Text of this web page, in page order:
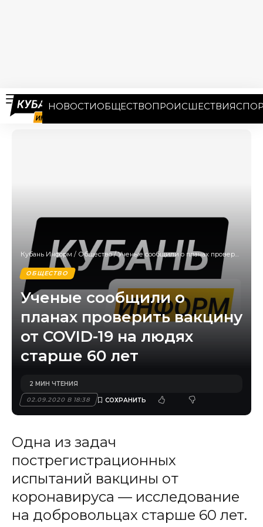
НОВОСТИОБЩЕСТВОПРОИСШЕСТВИЯ
Кубань Информ / Общество/Ученые сообщили о планах проверить вакцину от COVID-19 на людях старше 60 лет
ОБЩЕСТВО
Ученые сообщили о
планах проверить вакцину
от COVID-19 на людях
старше 60 лет
02.09.2020 В 18:38
2 МИН ЧТЕНИЯ
Одна из задач
пострегистрационных
испытаний вакцины от
коронавируса — исследование
на добровольцах старше 60 лет.